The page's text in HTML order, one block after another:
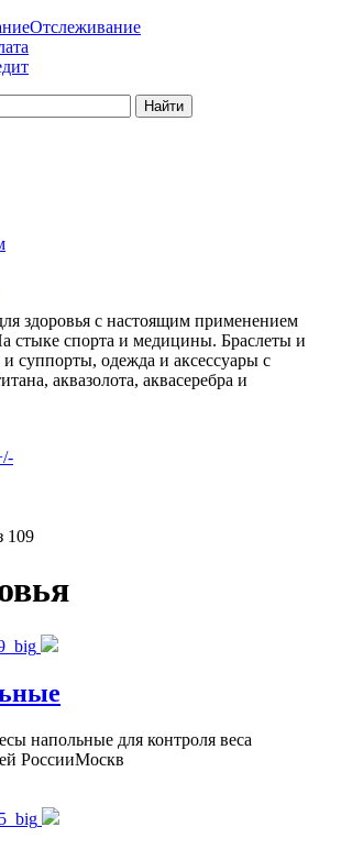
Отслеживание
Найти
здоровья с настоящим применением
стыке спорта и медицины. Браслеты и
суппорты, одежда и аксессуары с
аквазолота, аквасеребра и
109
напольные для контроля веса
РоссииМоскв